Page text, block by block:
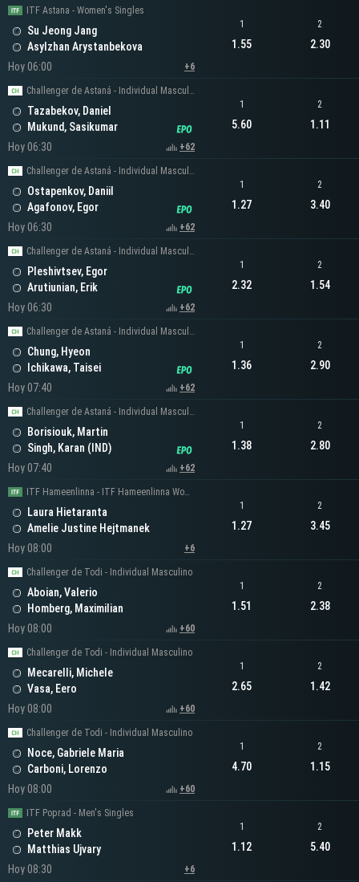
ITF Astana - Women's Singles
Su Jeong Jang
Asylzhan Arystanbekova
Hoy 06:00
+6
1
1.55
2
2.30
Challenger de Astaná - Individual Masculino
Tazabekov, Daniel
Mukund, Sasikumar
Hoy 06:30
+62
1
5.60
2
1.11
Challenger de Astaná - Individual Masculino
Ostapenkov, Daniil
Agafonov, Egor
Hoy 06:30
+62
1
1.27
2
3.40
Challenger de Astaná - Individual Masculino
Pleshivtsev, Egor
Arutiunian, Erik
Hoy 06:30
+62
1
2.32
2
1.54
Challenger de Astaná - Individual Masculino
Chung, Hyeon
Ichikawa, Taisei
Hoy 07:40
+62
1
1.36
2
2.90
Challenger de Astaná - Individual Masculino
Borisiouk, Martin
Singh, Karan (IND)
Hoy 07:40
+62
1
1.38
2
2.80
ITF Hameenlinna - ITF Hameenlinna Women's Singles
Laura Hietaranta
Amelie Justine Hejtmanek
Hoy 08:00
+6
1
1.27
2
3.45
Challenger de Todi - Individual Masculino
Aboian, Valerio
Homberg, Maximilian
Hoy 08:00
+60
1
1.51
2
2.38
Challenger de Todi - Individual Masculino
Mecarelli, Michele
Vasa, Eero
Hoy 08:00
+60
1
2.65
2
1.42
Challenger de Todi - Individual Masculino
Noce, Gabriele Maria
Carboni, Lorenzo
Hoy 08:00
+60
1
4.70
2
1.15
ITF Poprad - Men's Singles
Peter Makk
Matthias Ujvary
Hoy 08:30
+6
1
1.12
2
5.40